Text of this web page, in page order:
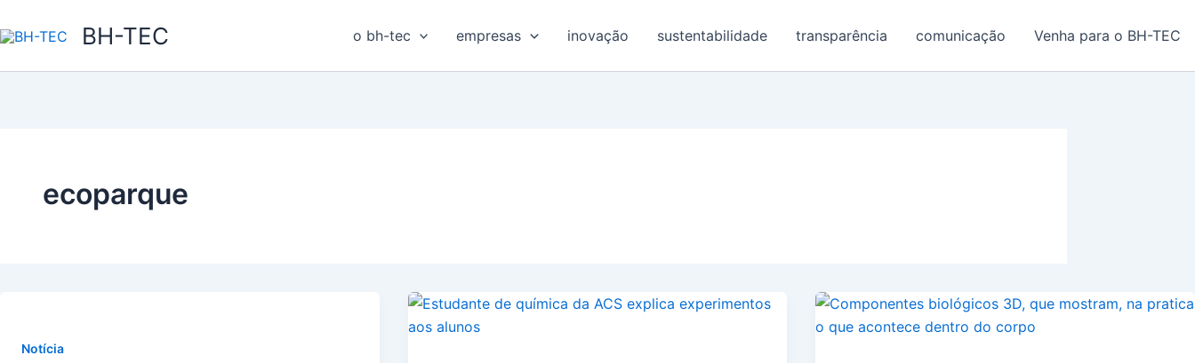
para
BH-TEC o bh-tec empresas inovação sustentabilidade transparência comunicação Venha para o BH-TEC
ecoparque
Notícia